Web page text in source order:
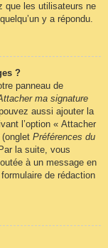
que les utilisateurs ne
y a répondu.
?
panneau de
ma signature
aussi ajouter la
l’option « Attacher
Préférences du
la suite, vous
à un message en
de rédaction